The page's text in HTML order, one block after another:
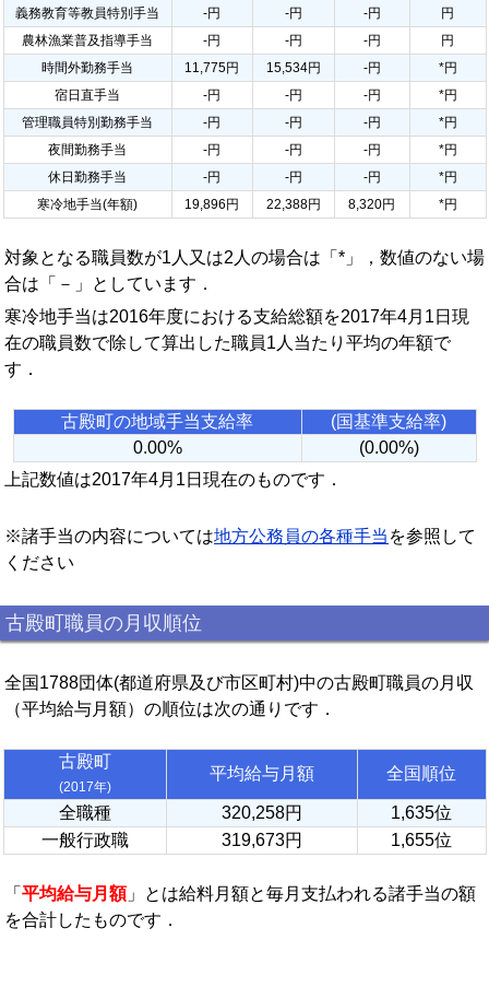
義務教育等教員特別手当
-円 -円 -円
円
農林漁業普及指導手当
-円 -円 -円
円
時間外勤務手当
11,775円 15,534円 -円
*円
宿日直手当
-円 -円 -円
*円
管理職員特別勤務手当
-円 -円 -円
*円
夜間勤務手当
-円 -円 -円
*円
休日勤務手当
-円 -円 -円
*円
寒冷地手当(年額)
19,896円 22,388円 8,320円 *円
対象となる職員数が1人又は2人の場合は「*」，数値のない場
合は「－」としています．
寒冷地手当は2016年度における支給総額を2017年4月1日現
在の職員数で除して算出した職員1人当たり平均の年額で
す．
古殿町の地域手当支給率
(国基準支給率)
0.00%
(0.00%)
上記数値は2017年4月1日現在のものです．
※諸手当の内容については地方公務員の各種手当 を参照して
ください
古殿町職員の月収順位
全国1788団体(都道府県及び市区町村)中の古殿町職員の月収
（平均給与月額）の順位は次の通りです．
古殿町
(2017年)
平均給与月額 全国順位
全職種 320,258円
1,635位
一般行政職
319,673円 1,655位
「 平均給与月額」とは給料月額と毎月支払われる諸手当の額
を合計したものです．